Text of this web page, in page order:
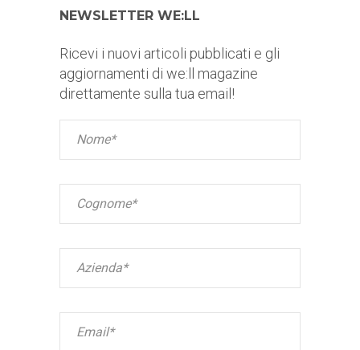
NEWSLETTER WE:LL
Ricevi i nuovi articoli pubblicati e gli
aggiornamenti di we:ll magazine
direttamente sulla tua email!